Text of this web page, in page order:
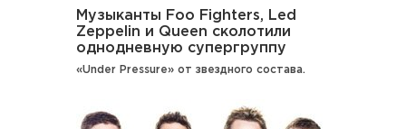
Музыканты Foo Fighters, Led
Zeppelin и Queen сколотили
однодневную супергруппу
«Under Pressure» от звездного состава.